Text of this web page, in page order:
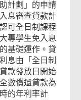
計劃」的申請
息審查貸款計
可全日制課程
專學生免入息
基礎運作。貸
息由「全日制
款發放日開始
數償還貸款為
的年利率計